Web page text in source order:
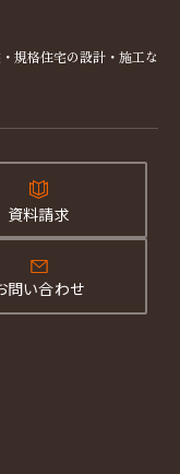
規格住宅の設計・施工な
資料請求
問い合わせ